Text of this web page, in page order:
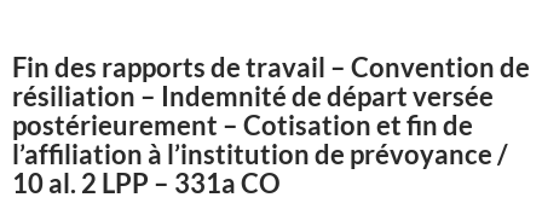
Fin des rapports de travail – Convention de
résiliation – Indemnité de départ versée
postérieurement – Cotisation et fin de
l’affiliation à l’institution de prévoyance /
10 al. 2 LPP – 331a CO